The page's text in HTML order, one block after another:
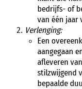
bedrijfs- of
van één jaar
Verlenging:
Een
aangegaan
afleveren
stilzwijgend
bepaalde